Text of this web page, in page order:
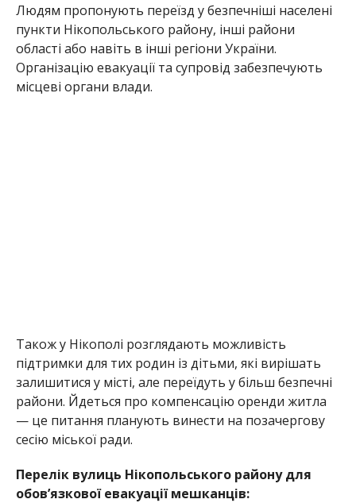
Людям пропонують переїзд у безпечніші населені
пункти Нікопольського району, інші райони
області або навіть в інші регіони України.
Організацію евакуації та супровід забезпечують
місцеві органи влади.
Також у Нікополі розглядають можливість
підтримки для тих родин із дітьми, які вирішать
залишитися у місті, але переїдуть у більш безпечні
райони. Йдеться про компенсацію оренди житла
— це питання планують винести на позачергову
сесію міської ради.
Перелік вулиць Нікопольського району для
обов’язкової евакуації мешканців: